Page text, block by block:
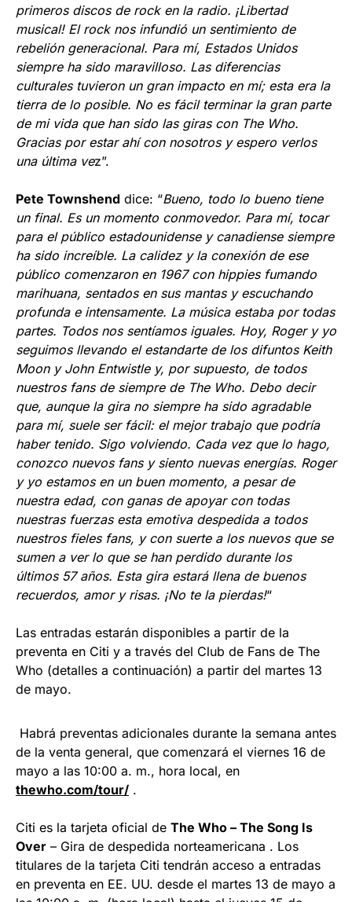
primeros discos de rock en la radio. ¡Libertad
musical! El rock nos infundió un sentimiento de
rebelión generacional. Para mí, Estados Unidos
siempre ha sido maravilloso. Las diferencias
culturales tuvieron un gran impacto en mí; esta era la
tierra de lo posible. No es fácil terminar la gran parte
de mi vida que han sido las giras con The Who.
Gracias por estar ahí con nosotros y espero verlos
una última vez”.
Pete Townshend dice: “Bueno, todo lo bueno tiene
un final. Es un momento conmovedor. Para mí, tocar
para el público estadounidense y canadiense siempre
ha sido increíble. La calidez y la conexión de ese
público comenzaron en 1967 con hippies fumando
marihuana, sentados en sus mantas y escuchando
profunda e intensamente. La música estaba por todas
partes. Todos nos sentíamos iguales. Hoy, Roger y yo
seguimos llevando el estandarte de los difuntos Keith
Moon y John Entwistle y, por supuesto, de todos
nuestros fans de siempre de The Who. Debo decir
que, aunque la gira no siempre ha sido agradable
para mí, suele ser fácil: el mejor trabajo que podría
haber tenido. Sigo volviendo. Cada vez que lo hago,
conozco nuevos fans y siento nuevas energías. Roger
y yo estamos en un buen momento, a pesar de
nuestra edad, con ganas de apoyar con todas
nuestras fuerzas esta emotiva despedida a todos
nuestros fieles fans, y con suerte a los nuevos que se
sumen a ver lo que se han perdido durante los
últimos 57 años. Esta gira estará llena de buenos
recuerdos, amor y risas. ¡No te la pierdas!“
Las entradas estarán disponibles a partir de la
preventa en Citi y a través del Club de Fans de The
Who (detalles a continuación) a partir del martes 13
de mayo.
Habrá preventas adicionales durante la semana antes
de la venta general, que comenzará el viernes 16 de
mayo a las 10:00 a. m., hora local, en
thewho.com/tour/ .
Citi es la tarjeta oficial de The Who – The Song Is
Over – Gira de despedida norteamericana . Los
titulares de la tarjeta Citi tendrán acceso a entradas
en preventa en EE. UU. desde el martes 13 de mayo a